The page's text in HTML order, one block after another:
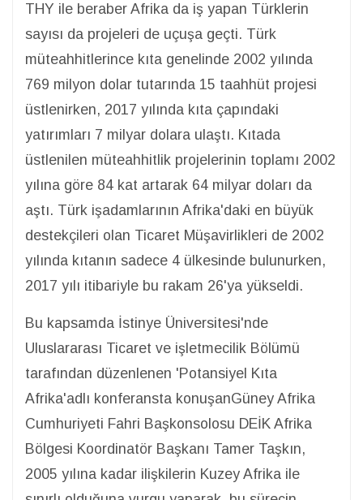
THY ile beraber Afrika da iş yapan Türklerin
sayısı da projeleri de uçuşa geçti. Türk
müteahhitlerince kıta genelinde 2002 yılında
769 milyon dolar tutarında 15 taahhüt projesi
üstlenirken, 2017 yılında kıta çapındaki
yatırımları 7 milyar dolara ulaştı. Kıtada
üstlenilen müteahhitlik projelerinin toplamı 2002
yılına göre 84 kat artarak 64 milyar doları da
aştı. Türk işadamlarının Afrika'daki en büyük
destekçileri olan Ticaret Müşavirlikleri de 2002
yılında kıtanın sadece 4 ülkesinde bulunurken,
2017 yılı itibariyle bu rakam 26'ya yükseldi.
Bu kapsamda İstinye Üniversitesi'nde
Uluslararası Ticaret ve işletmecilik Bölümü
tarafından düzenlenen 'Potansiyel Kıta
Afrika'adlı konferansta konuşanGüney Afrika
Cumhuriyeti Fahri Başkonsolosu DEİK Afrika
Bölgesi Koordinatör Başkanı Tamer Taşkın,
2005 yılına kadar ilişkilerin Kuzey Afrika ile